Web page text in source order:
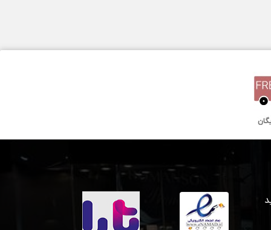
یک سال گارانتی بین المللی